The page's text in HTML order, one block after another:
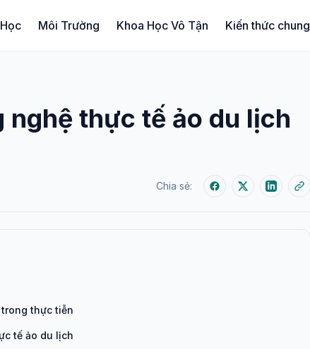
Môi Trường Khoa Học Vô Tận Kiến thức chung
nghệ thực tế ảo du lịch
Chia sẻ:
thực tiễn
tế ảo du lịch